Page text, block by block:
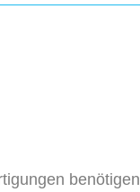
benötigen